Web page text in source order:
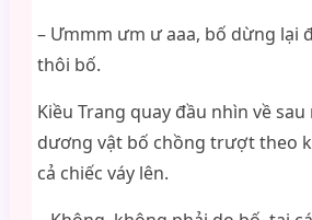
– Ưmmm ưm ư aaa, bố dừng lại
thôi bố.
Kiều Trang quay đầu nhìn về
dương vật bố chồng trượt theo
cả chiếc váy lên.